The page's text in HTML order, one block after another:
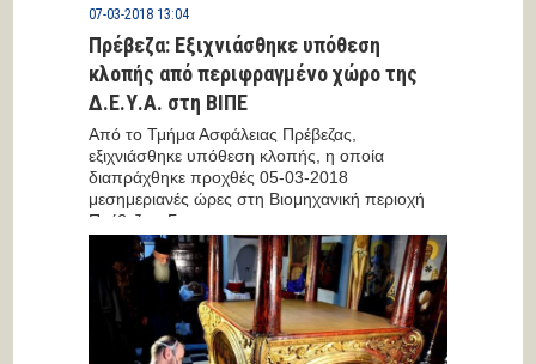
07-03-2018 13:04
Πρέβεζα: Εξιχνιάσθηκε υπόθεση
κλοπής από περιφραγμένο χώρο της
Δ.Ε.Υ.Α. στη ΒΙΠΕ
Από το Τμήμα Ασφάλειας Πρέβεζας,
εξιχνιάσθηκε υπόθεση κλοπής, η οποία
διαπράχθηκε προχθές 05-03-2018
μεσημεριανές ώρες στη Βιομηχανική περιοχή
Πρέβεζας. Για...